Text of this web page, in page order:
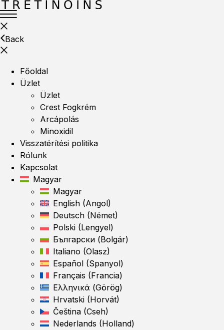
Back
Főoldal
Üzlet
Üzlet
Crest Fogkrém
Arcápolás
Minoxidil
Visszatérítési politika
Rólunk
Kapcsolat
Magyar
Magyar
English (Angol)
Deutsch (Német)
Polski (Lengyel)
Български (Bolgár)
Italiano (Olasz)
Español (Spanyol)
Français (Francia)
Ελληνικά (Görög)
Hrvatski (Horvát)
Čeština (Cseh)
Nederlands (Holland)